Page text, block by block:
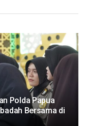
Polda Papua
Bersama di